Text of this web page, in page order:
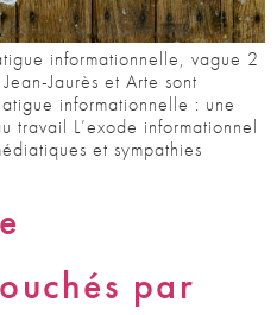
informationnelle, vague 2
Jaurès et Arte sont
informationnelle : une
travail L’exode informationnel
et sympathies
par